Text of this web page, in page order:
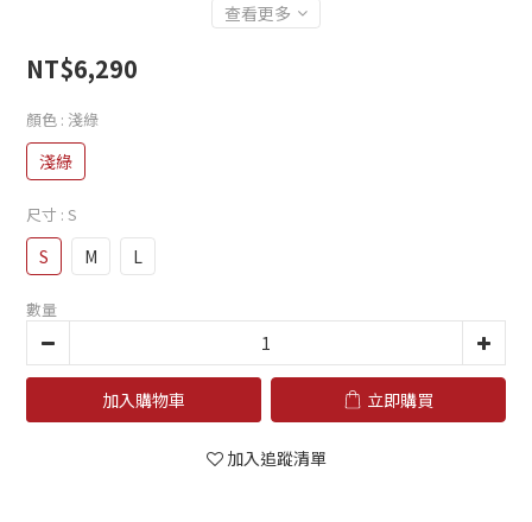
查看更多
NT$6,290
顏色 : 淺綠
淺綠
尺寸 : S
S M L
數量
加入購物車 立即購買
加入追蹤清單